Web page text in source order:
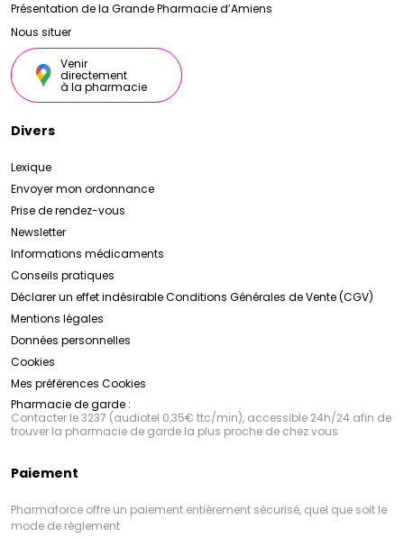
Présentation de la Grande Pharmacie d’Amiens
Nous situer
Venir
directement
à la pharmacie
Divers
Lexique
Envoyer mon ordonnance
Prise de rendez-vous
Newsletter
Informations médicaments
Conseils pratiques
Déclarer un effet indésirableConditions Générales de Vente (CGV)
Mentions légales
Données personnelles
Cookies
Mes préférences Cookies
Pharmacie de garde :
Contacter le 3237 (audiotel 0,35€ ttc/min), accessible 24h/24 afin de
trouver la pharmacie de garde la plus proche de chez vous
Paiement
Pharmaforce offre un paiement entièrement sécurisé, quel que soit le
mode de règlement